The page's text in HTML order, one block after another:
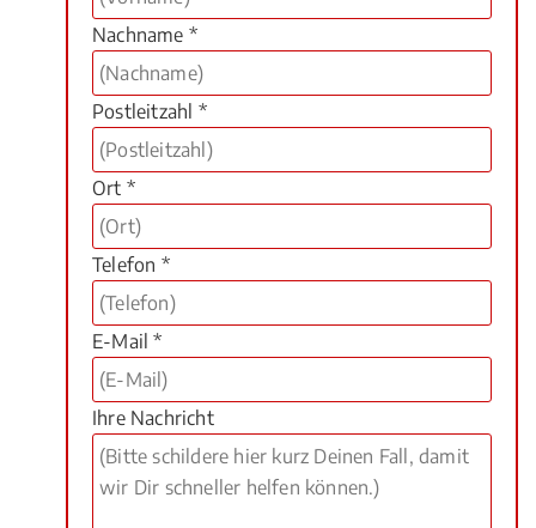
Nachname *
Postleitzahl *
Ort *
Telefon *
E-Mail *
Ihre Nachricht